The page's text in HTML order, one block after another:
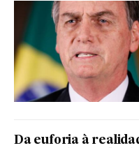
Da euforia à